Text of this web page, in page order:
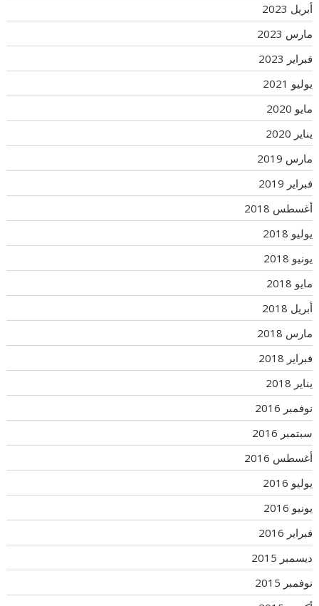
أبريل 2023
مارس 2023
فبراير 2023
يوليو 2021
مايو 2020
يناير 2020
مارس 2019
فبراير 2019
أغسطس 2018
يوليو 2018
يونيو 2018
مايو 2018
أبريل 2018
مارس 2018
فبراير 2018
يناير 2018
نوفمبر 2016
سبتمبر 2016
أغسطس 2016
يوليو 2016
يونيو 2016
فبراير 2016
ديسمبر 2015
نوفمبر 2015